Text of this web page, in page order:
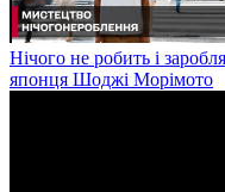
Нічого не робить і
японця Шоджі Морімото